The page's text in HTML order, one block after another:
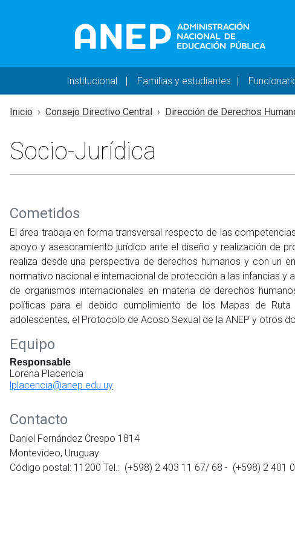
Navegación principal -
Institucional Familias y estudiantes
Inicio Consejo Directivo Central Dirección de Derechos
Socio-Jurídica
Cometidos
El área trabaja en forma transversal respecto de las
apoyo y asesoramiento jurídico ante el diseño y realización de
realiza desde una perspectiva de derechos humanos y con un
normativo nacional e internacional de protección a las infancias
de organismos internacionales en materia de derechos
políticas para el debido cumplimiento de los Mapas de
adolescentes, el Protocolo de Acoso Sexual de la ANEP y otros
Equipo
Responsable
Lorena Placencia
lplacencia@anep.edu.uy
Contacto
Daniel Fernández Crespo 1814
Montevideo, Uruguay
Código postal: 11200 Tel.: (+598) 2 403 11 67/ 68 - (+598) 2 401